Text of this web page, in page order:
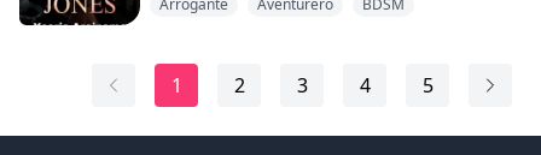
destinada a consumar el matrimonio, un error la lleva
basta para encender y destruir.
Arrogante Aventurero BDSM
1 2 3 4 5